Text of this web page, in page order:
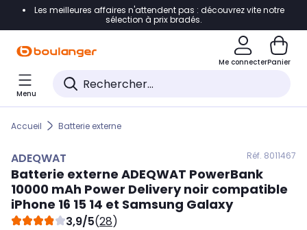
Accéder directement à la navigation
Accéder directement au pied de page
Accéder directement au chatbot
Les meilleures affaires n'attendent pas : découvrez vite notre
sélection à prix bradés.
Me connecterPanier
Menu
Accueil Batterie externe
ADEQWAT Réf. 8011467
Batterie externe ADEQWAT PowerBank
10000 mAh Power Delivery noir compatible
iPhone 16 15 14 et Samsung Galaxy
3,9/5(28)